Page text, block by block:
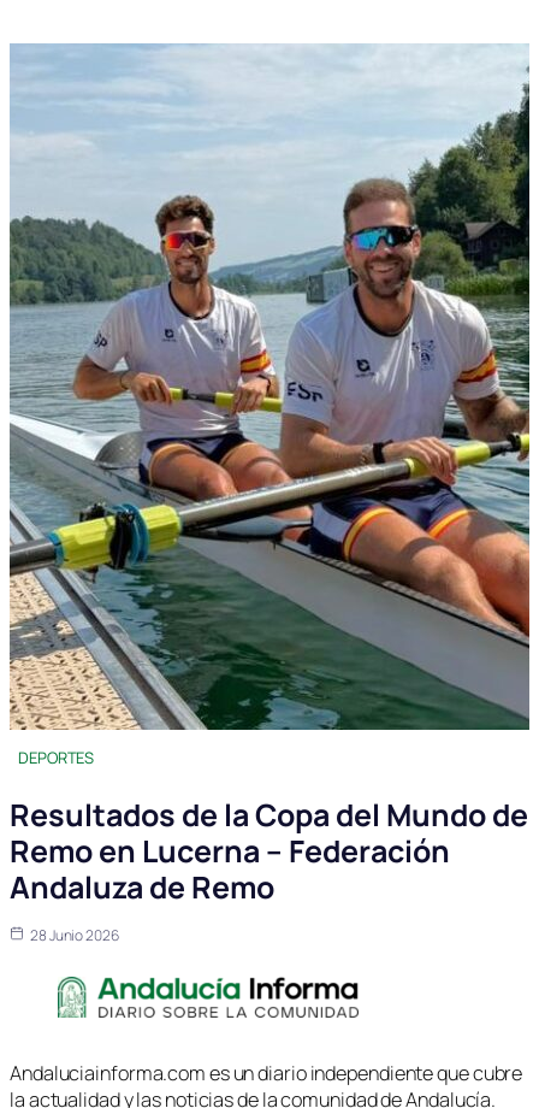
DEPORTES
Resultados de la Copa del Mundo de
Remo en Lucerna – Federación
Andaluza de Remo
28 Junio 2026
Andaluciainforma.com es un diario independiente que cubre
la actualidad y las noticias de la comunidad de Andalucía.